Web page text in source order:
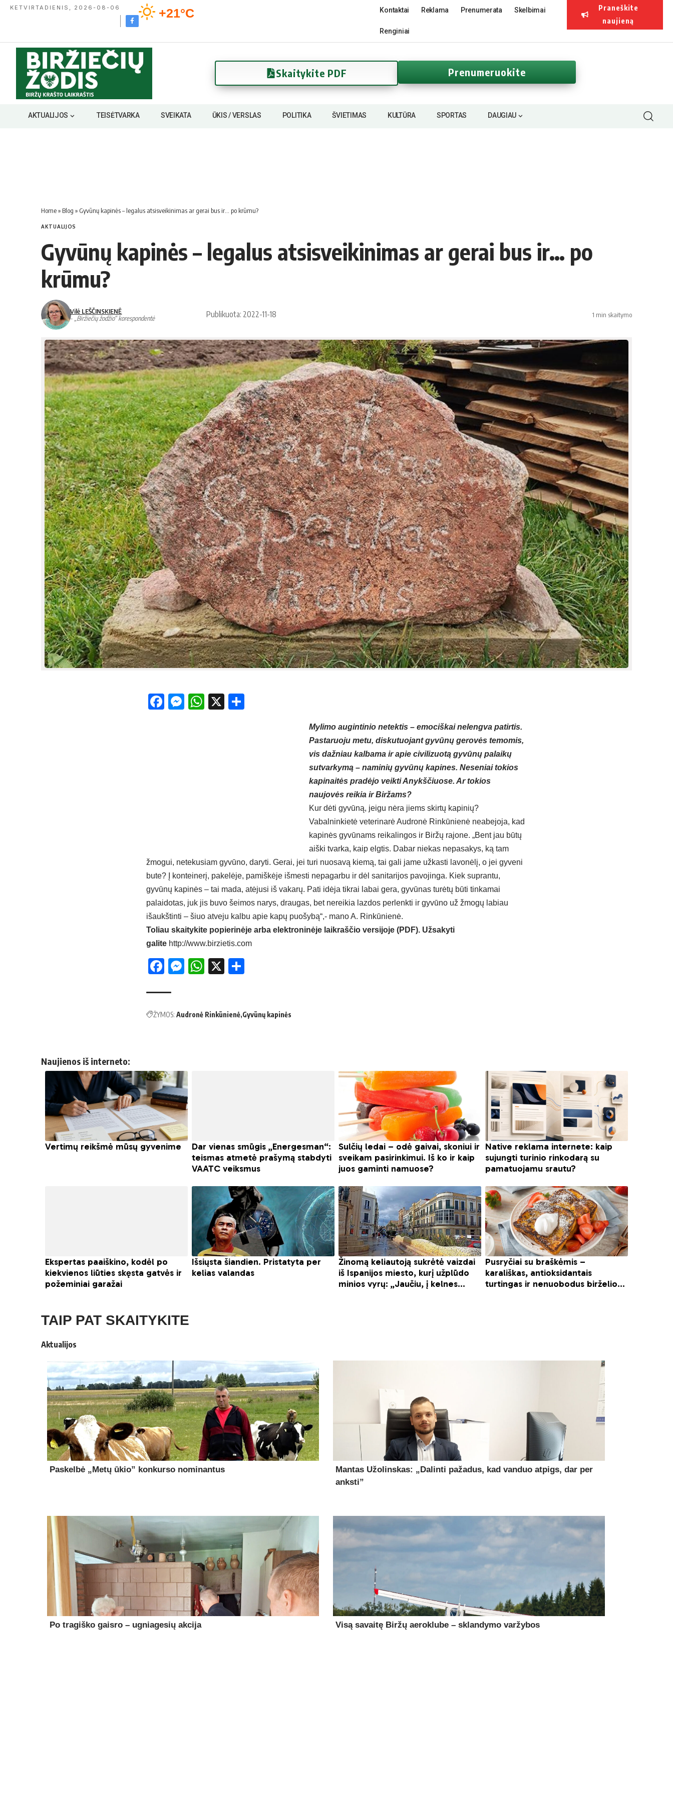
KETVIRTADIENIS, 2026-08-06 +21°C Kontaktai Reklama Prenumerata Skelbimai
Renginiai
Praneškite
naujieną
Skaitykite PDF Prenumeruokite
AKTUALIJOS TEISĖTVARKA SVEIKATA ŪKIS / VERSLAS POLITIKA ŠVIETIMAS KULTŪRA SPORTAS DAUGIAU
Home» Blog » Gyvūnų kapinės – legalus atsisveikinimas ar gerai bus ir… po krūmu?
AKTUALIJOS
Gyvūnų kapinės – legalus atsisveikinimas ar gerai bus ir… po
krūmu?
Vilė LEŠČINSKIENĖ
- „Biržiečių žodžio“ korespondentė
Publikuota: 2022-11-18 1 min skaitymo
Facebook
Messenger
WhatsApp
X
Mylimo augintinio netektis – emociškai nelengva patirtis.
Pastaruoju metu, diskutuojant gyvūnų gerovės temomis,
vis dažniau kalbama ir apie civilizuotą gyvūnų palaikų
sutvarkymą – naminių gyvūnų kapines. Neseniai tokios
kapinaitės pradėjo veikti Anykščiuose. Ar tokios
naujovės reikia ir Biržams?
Kur dėti gyvūną, jeigu nėra jiems skirtų kapinių?
Vabalninkietė veterinarė Audronė Rinkūnienė neabejoja, kad
kapinės gyvūnams reikalingos ir Biržų rajone. „Bent jau būtų
aiški tvarka, kaip elgtis. Dabar niekas nepasakys, ką tam
žmogui, netekusiam gyvūno, daryti. Gerai, jei turi nuosavą kiemą, tai gali jame užkasti lavonėlį, o jei gyveni
bute? Į konteinerį, pakelėje, pamiškėje išmesti nepagarbu ir dėl sanitarijos pavojinga. Kiek suprantu,
gyvūnų kapinės – tai mada, atėjusi iš vakarų. Pati idėja tikrai labai gera, gyvūnas turėtų būti tinkamai
palaidotas, juk jis buvo šeimos narys, draugas, bet nereikia lazdos perlenkti ir gyvūno už žmogų labiau
išaukštinti – šiuo atveju kalbu apie kapų puošybą“,- mano A. Rinkūnienė.
Toliau skaitykite popierinėje arba elektroninėje laikraščio versijoje (PDF). Užsakyti
galite http://www.birzietis.com
Facebook
Messenger
WhatsApp
X
ŽYMOS: Audronė Rinkūnienė Gyvūnų kapinės
Naujienos iš interneto:
TAIP PAT SKAITYKITE
Aktualijos
Paskelbė „Metų ūkio” konkurso nominantus
Mantas Užolinskas: „Dalinti pažadus, kad vanduo atpigs, dar per
anksti”
Po tragiško gaisro – ugniagesių akcija Visą savaitę Biržų aeroklube – sklandymo varžybos